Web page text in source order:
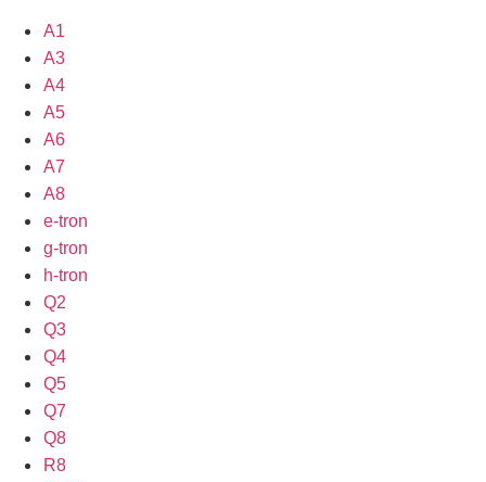
A1
A3
A4
A5
A6
A7
A8
e-tron
g-tron
h-tron
Q2
Q3
Q4
Q5
Q7
Q8
R8